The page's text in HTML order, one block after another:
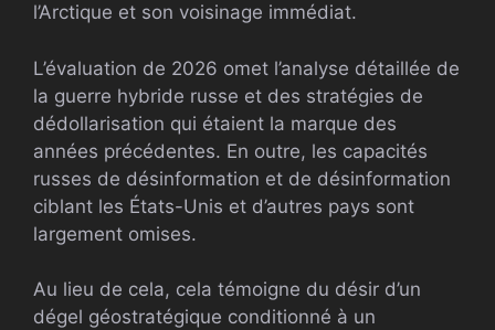
l’Arctique et son voisinage immédiat.
L’évaluation de 2026 omet l’analyse détaillée de
la guerre hybride russe et des stratégies de
dédollarisation qui étaient la marque des
années précédentes. En outre, les capacités
russes de désinformation et de désinformation
ciblant les États-Unis et d’autres pays sont
largement omises.
Au lieu de cela, cela témoigne du désir d’un
dégel géostratégique conditionné à un